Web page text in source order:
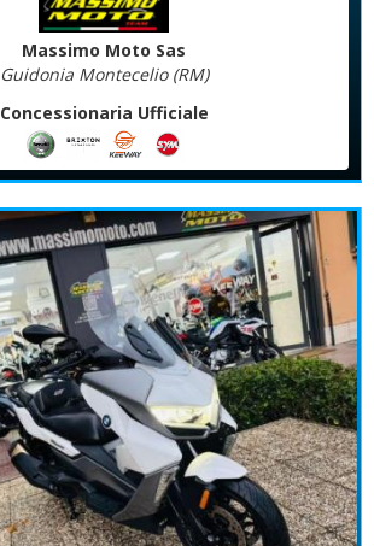
Massimo Moto Sas
Guidonia Montecelio (RM)
Concessionaria Ufficiale